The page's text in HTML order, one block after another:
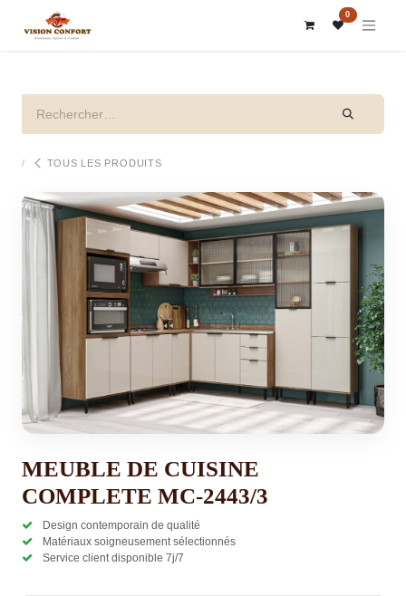
0
TOUS LES PRODUITS
MEUBLE DE CUISINE
COMPLETE MC-2443/3
Design contemporain de qualité
Matériaux soigneusement sélectionnés
Service client disponible 7j/7